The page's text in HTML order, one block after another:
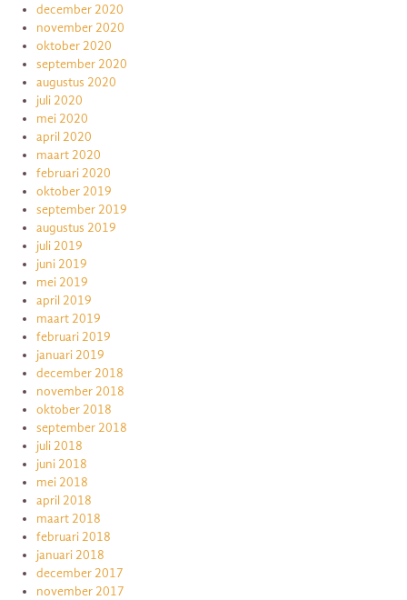
december 2020
november 2020
oktober 2020
september 2020
augustus 2020
juli 2020
mei 2020
april 2020
maart 2020
februari 2020
oktober 2019
september 2019
augustus 2019
juli 2019
juni 2019
mei 2019
april 2019
maart 2019
februari 2019
januari 2019
december 2018
november 2018
oktober 2018
september 2018
juli 2018
juni 2018
mei 2018
april 2018
maart 2018
februari 2018
januari 2018
december 2017
november 2017